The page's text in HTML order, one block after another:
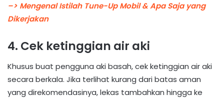
–> Mengenal Istilah Tune-Up Mobil & Apa Saja yang
Dikerjakan
4. Cek ketinggian air aki
Khusus buat pengguna aki basah, cek ketinggian air aki
secara berkala. Jika terlihat kurang dari batas aman
yang direkomendasinya, lekas tambahkan hingga ke